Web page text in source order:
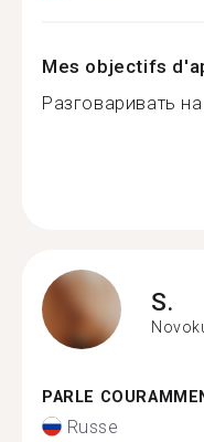
Mes objectifs
Разговаривать
S.
PARLE
Russe